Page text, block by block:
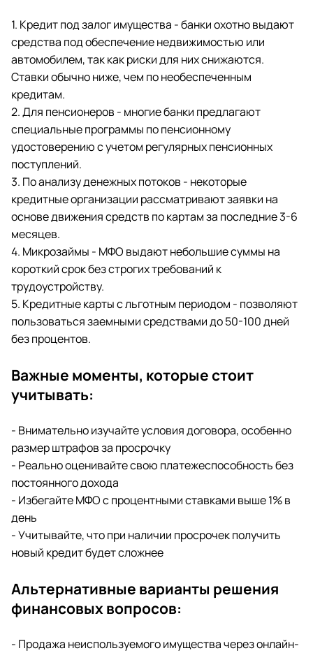
1. Кредит под залог имущества - банки охотно выдают
средства под обеспечение недвижимостью или
автомобилем, так как риски для них снижаются.
Ставки обычно ниже, чем по необеспеченным
кредитам.
2. Для пенсионеров - многие банки предлагают
специальные программы по пенсионному
удостоверению с учетом регулярных пенсионных
поступлений.
3. По анализу денежных потоков - некоторые
кредитные организации рассматривают заявки на
основе движения средств по картам за последние 3-6
месяцев.
4. Микрозаймы - МФО выдают небольшие суммы на
короткий срок без строгих требований к
трудоустройству.
5. Кредитные карты с льготным периодом - позволяют
пользоваться заемными средствами до 50-100 дней
без процентов.
Важные моменты, которые стоит
учитывать:
- Внимательно изучайте условия договора, особенно
размер штрафов за просрочку
- Реально оценивайте свою платежеспособность без
постоянного дохода
- Избегайте МФО с процентными ставками выше 1% в
день
- Учитывайте, что при наличии просрочек получить
новый кредит будет сложнее
Альтернативные варианты решения
финансовых вопросов:
- Продажа неиспользуемого имущества через онлайн-